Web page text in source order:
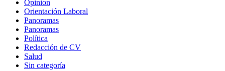
Opinión
Orientación Laboral
Panoramas
Panoramas
Política
Redacción de CV
Salud
Sin categoría